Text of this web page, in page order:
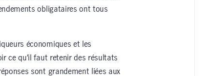
obligataires ont tous
économiques et les
ce qu’il faut retenir des résultats
sont grandement liées aux